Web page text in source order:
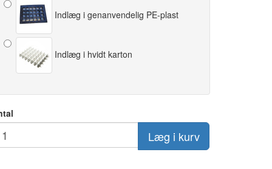
Indlæg i genanvendelig PE-plast
Indlæg i hvidt karton
Læg i kurv